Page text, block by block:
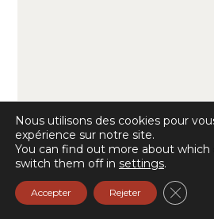
Nous utilisons des cookies pour
expérience sur notre site.
You can find out more about which
switch them off in settings.
Accepter Rejeter